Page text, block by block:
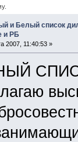
и Белый список
и РБ
2007, 11:40:53 »